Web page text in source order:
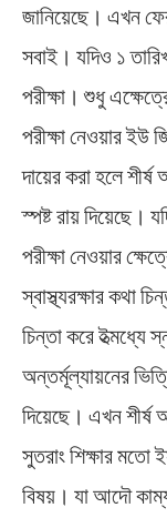
জানিয়েছে। এখন
সবাই। যদিও ১
পরীক্ষা। শুধু
পরীক্ষা নেওয়ার ইউ
দায়ের করা হলে
স্পষ্ট রায় দিয়েছে।
পরীক্ষা নেওয়ার
স্বাস্থ্যরক্ষার কথা
চিন্তা করে ইত্মধ্যে
অন্তর্মূল্যায়নের
দিয়েছে। এখন শীর্ষ
সুতরাং শিক্ষার মতো
বিষয়। যা আদৌ